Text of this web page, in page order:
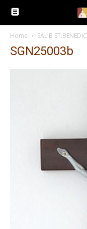
Home SALIB
SGN25003b